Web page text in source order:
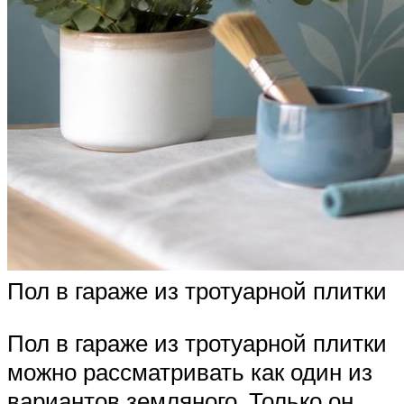
Пол в гараже из тротуарной плитки
Пол в гараже из тротуарной плитки
можно рассматривать как один из